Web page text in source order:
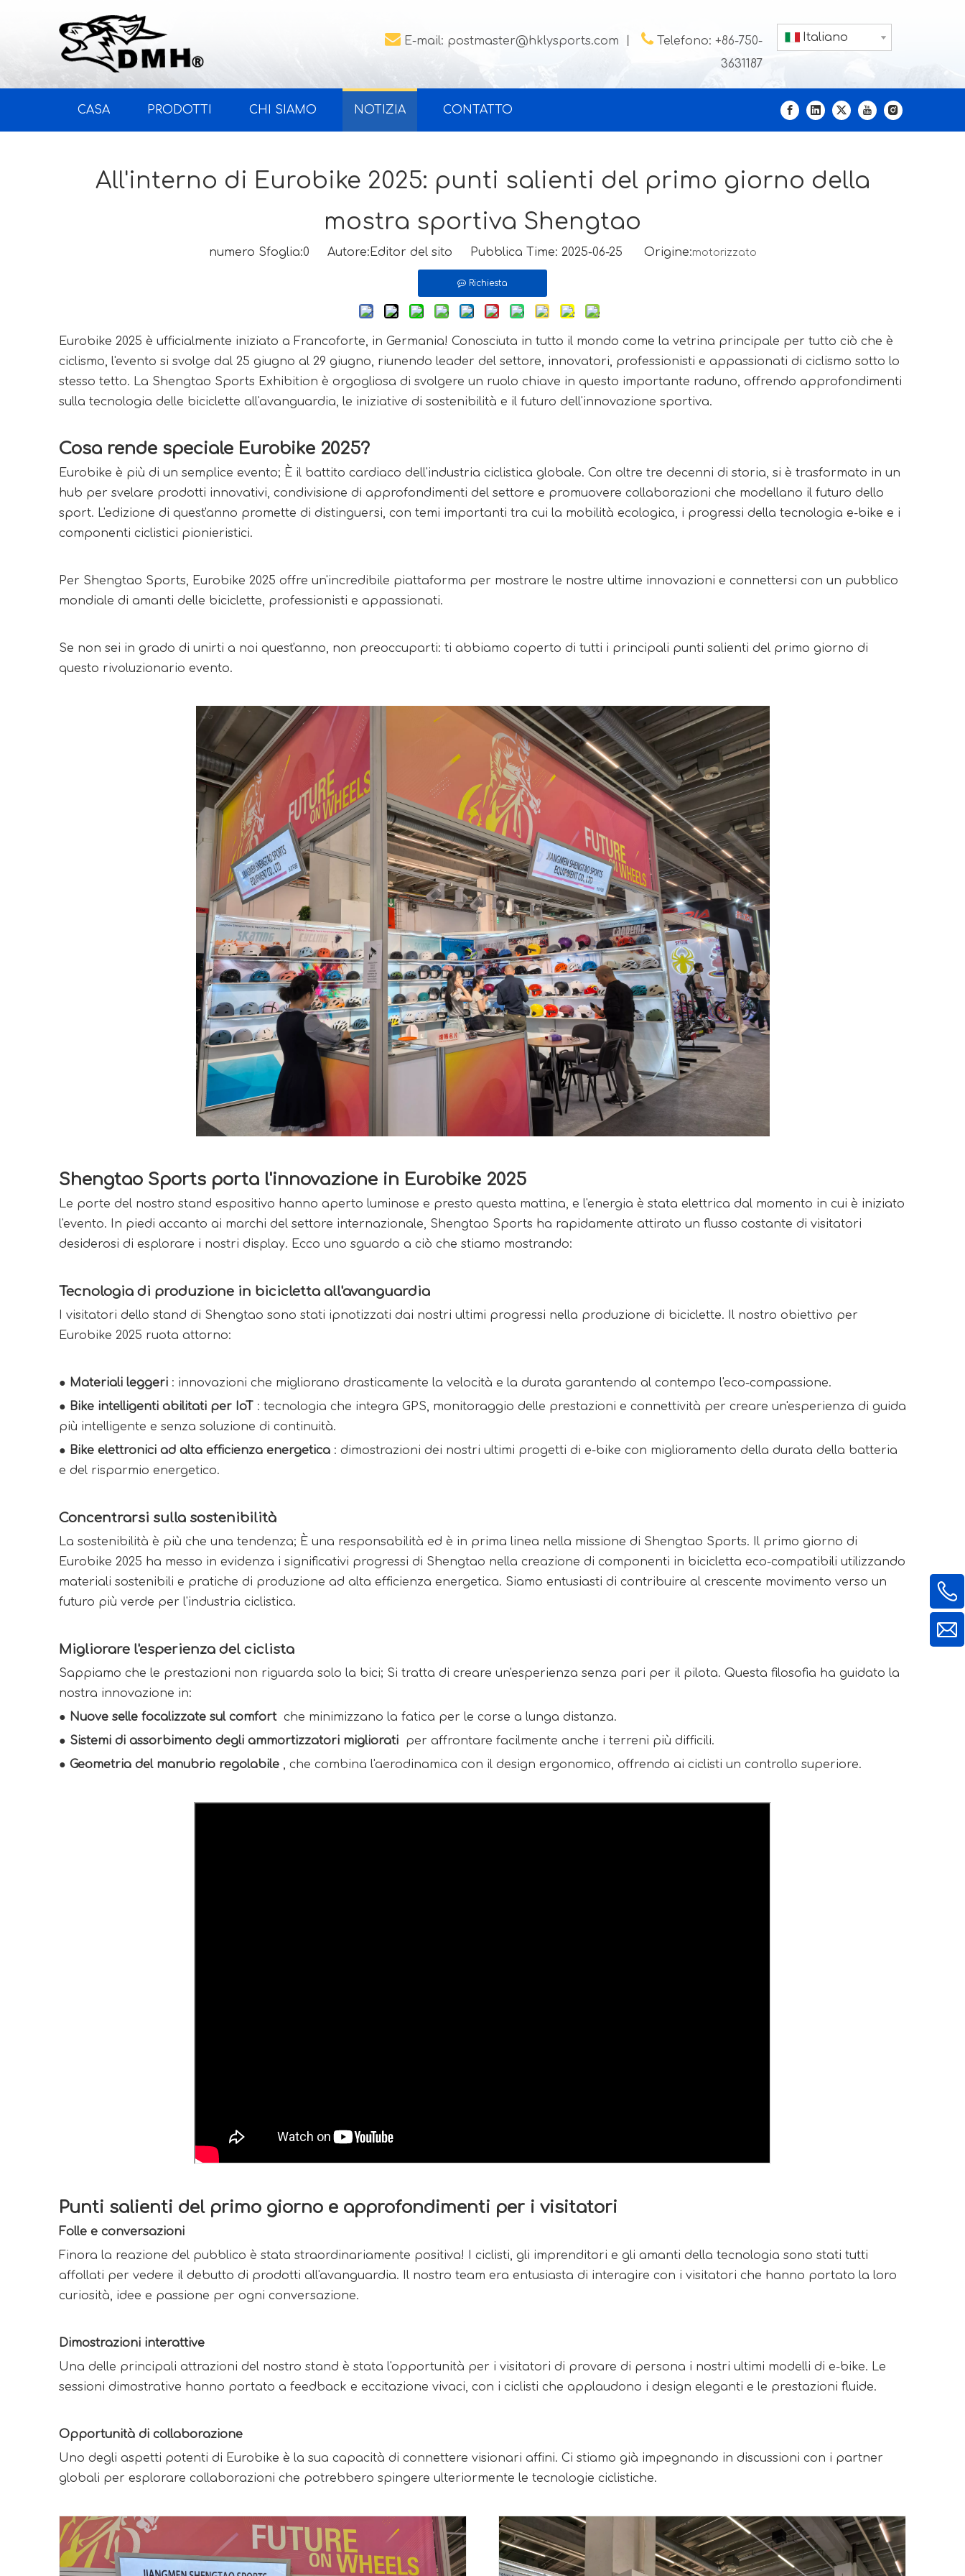
 E-mail: postmaster@hklysports.com  Telefono: +86-750-
3631187
Italiano
CASA PRODOTTI CHI SIAMO NOTIZIA CONTATTO
All'interno di Eurobike 2025: punti salienti del primo giorno della
mostra sportiva Shengtao
numero Sfoglia:0 Autore:Editor del sito Pubblica Time: 2025-06-25 Origine:motorizzato
Richiesta
Eurobike 2025 è ufficialmente iniziato a Francoforte, in Germania! Conosciuta in tutto il mondo come la vetrina principale per tutto ciò che è
ciclismo, l'evento si svolge dal 25 giugno al 29 giugno, riunendo leader del settore, innovatori, professionisti e appassionati di ciclismo sotto lo
stesso tetto. La Shengtao Sports Exhibition è orgogliosa di svolgere un ruolo chiave in questo importante raduno, offrendo approfondimenti
sulla tecnologia delle biciclette all'avanguardia, le iniziative di sostenibilità e il futuro dell'innovazione sportiva.
Cosa rende speciale Eurobike 2025?
Eurobike è più di un semplice evento; È il battito cardiaco dell'industria ciclistica globale. Con oltre tre decenni di storia, si è trasformato in un
hub per svelare prodotti innovativi, condivisione di approfondimenti del settore e promuovere collaborazioni che modellano il futuro dello
sport. L'edizione di quest'anno promette di distinguersi, con temi importanti tra cui la mobilità ecologica, i progressi della tecnologia e-bike e i
componenti ciclistici pionieristici.
Per Shengtao Sports, Eurobike 2025 offre un'incredibile piattaforma per mostrare le nostre ultime innovazioni e connettersi con un pubblico
mondiale di amanti delle biciclette, professionisti e appassionati.
Se non sei in grado di unirti a noi quest'anno, non preoccuparti: ti abbiamo coperto di tutti i principali punti salienti del primo giorno di
questo rivoluzionario evento.
Shengtao Sports porta l'innovazione in Eurobike 2025
Le porte del nostro stand espositivo hanno aperto luminose e presto questa mattina, e l'energia è stata elettrica dal momento in cui è iniziato
l'evento. In piedi accanto ai marchi del settore internazionale, Shengtao Sports ha rapidamente attirato un flusso costante di visitatori
desiderosi di esplorare i nostri display. Ecco uno sguardo a ciò che stiamo mostrando:
Tecnologia di produzione in bicicletta all'avanguardia
I visitatori dello stand di Shengtao sono stati ipnotizzati dai nostri ultimi progressi nella produzione di biciclette. Il nostro obiettivo per
Eurobike 2025 ruota attorno:
● Materiali leggeri : innovazioni che migliorano drasticamente la velocità e la durata garantendo al contempo l'eco-compassione.
● Bike intelligenti abilitati per IoT : tecnologia che integra GPS, monitoraggio delle prestazioni e connettività per creare un'esperienza di guida
più intelligente e senza soluzione di continuità.
● Bike elettronici ad alta efficienza energetica : dimostrazioni dei nostri ultimi progetti di e-bike con miglioramento della durata della batteria
e del risparmio energetico.
Concentrarsi sulla sostenibilità
La sostenibilità è più che una tendenza; È una responsabilità ed è in prima linea nella missione di Shengtao Sports. Il primo giorno di
Eurobike 2025 ha messo in evidenza i significativi progressi di Shengtao nella creazione di componenti in bicicletta eco-compatibili utilizzando
materiali sostenibili e pratiche di produzione ad alta efficienza energetica. Siamo entusiasti di contribuire al crescente movimento verso un
futuro più verde per l'industria ciclistica.
Migliorare l'esperienza del ciclista
Sappiamo che le prestazioni non riguarda solo la bici; Si tratta di creare un'esperienza senza pari per il pilota. Questa filosofia ha guidato la
nostra innovazione in:
● Nuove selle focalizzate sul comfort che minimizzano la fatica per le corse a lunga distanza.
● Sistemi di assorbimento degli ammortizzatori migliorati
per affrontare facilmente anche i terreni più difficili.
● Geometria del manubrio regolabile , che combina l'aerodinamica con il design ergonomico, offrendo ai ciclisti un controllo superiore.
Punti salienti del primo giorno e approfondimenti per i visitatori
Folle e conversazioni
Finora la reazione del pubblico è stata straordinariamente positiva! I ciclisti, gli imprenditori e gli amanti della tecnologia sono stati tutti
affollati per vedere il debutto di prodotti all'avanguardia. Il nostro team era entusiasta di interagire con i visitatori che hanno portato la loro
curiosità, idee e passione per ogni conversazione.
Dimostrazioni interattive
Una delle principali attrazioni del nostro stand è stata l'opportunità per i visitatori di provare di persona i nostri ultimi modelli di e-bike. Le
sessioni dimostrative hanno portato a feedback e eccitazione vivaci, con i ciclisti che applaudono i design eleganti e le prestazioni fluide.
Opportunità di collaborazione
Uno degli aspetti potenti di Eurobike è la sua capacità di connettere visionari affini. Ci stiamo già impegnando in discussioni con i partner
globali per esplorare collaborazioni che potrebbero spingere ulteriormente le tecnologie ciclistiche.